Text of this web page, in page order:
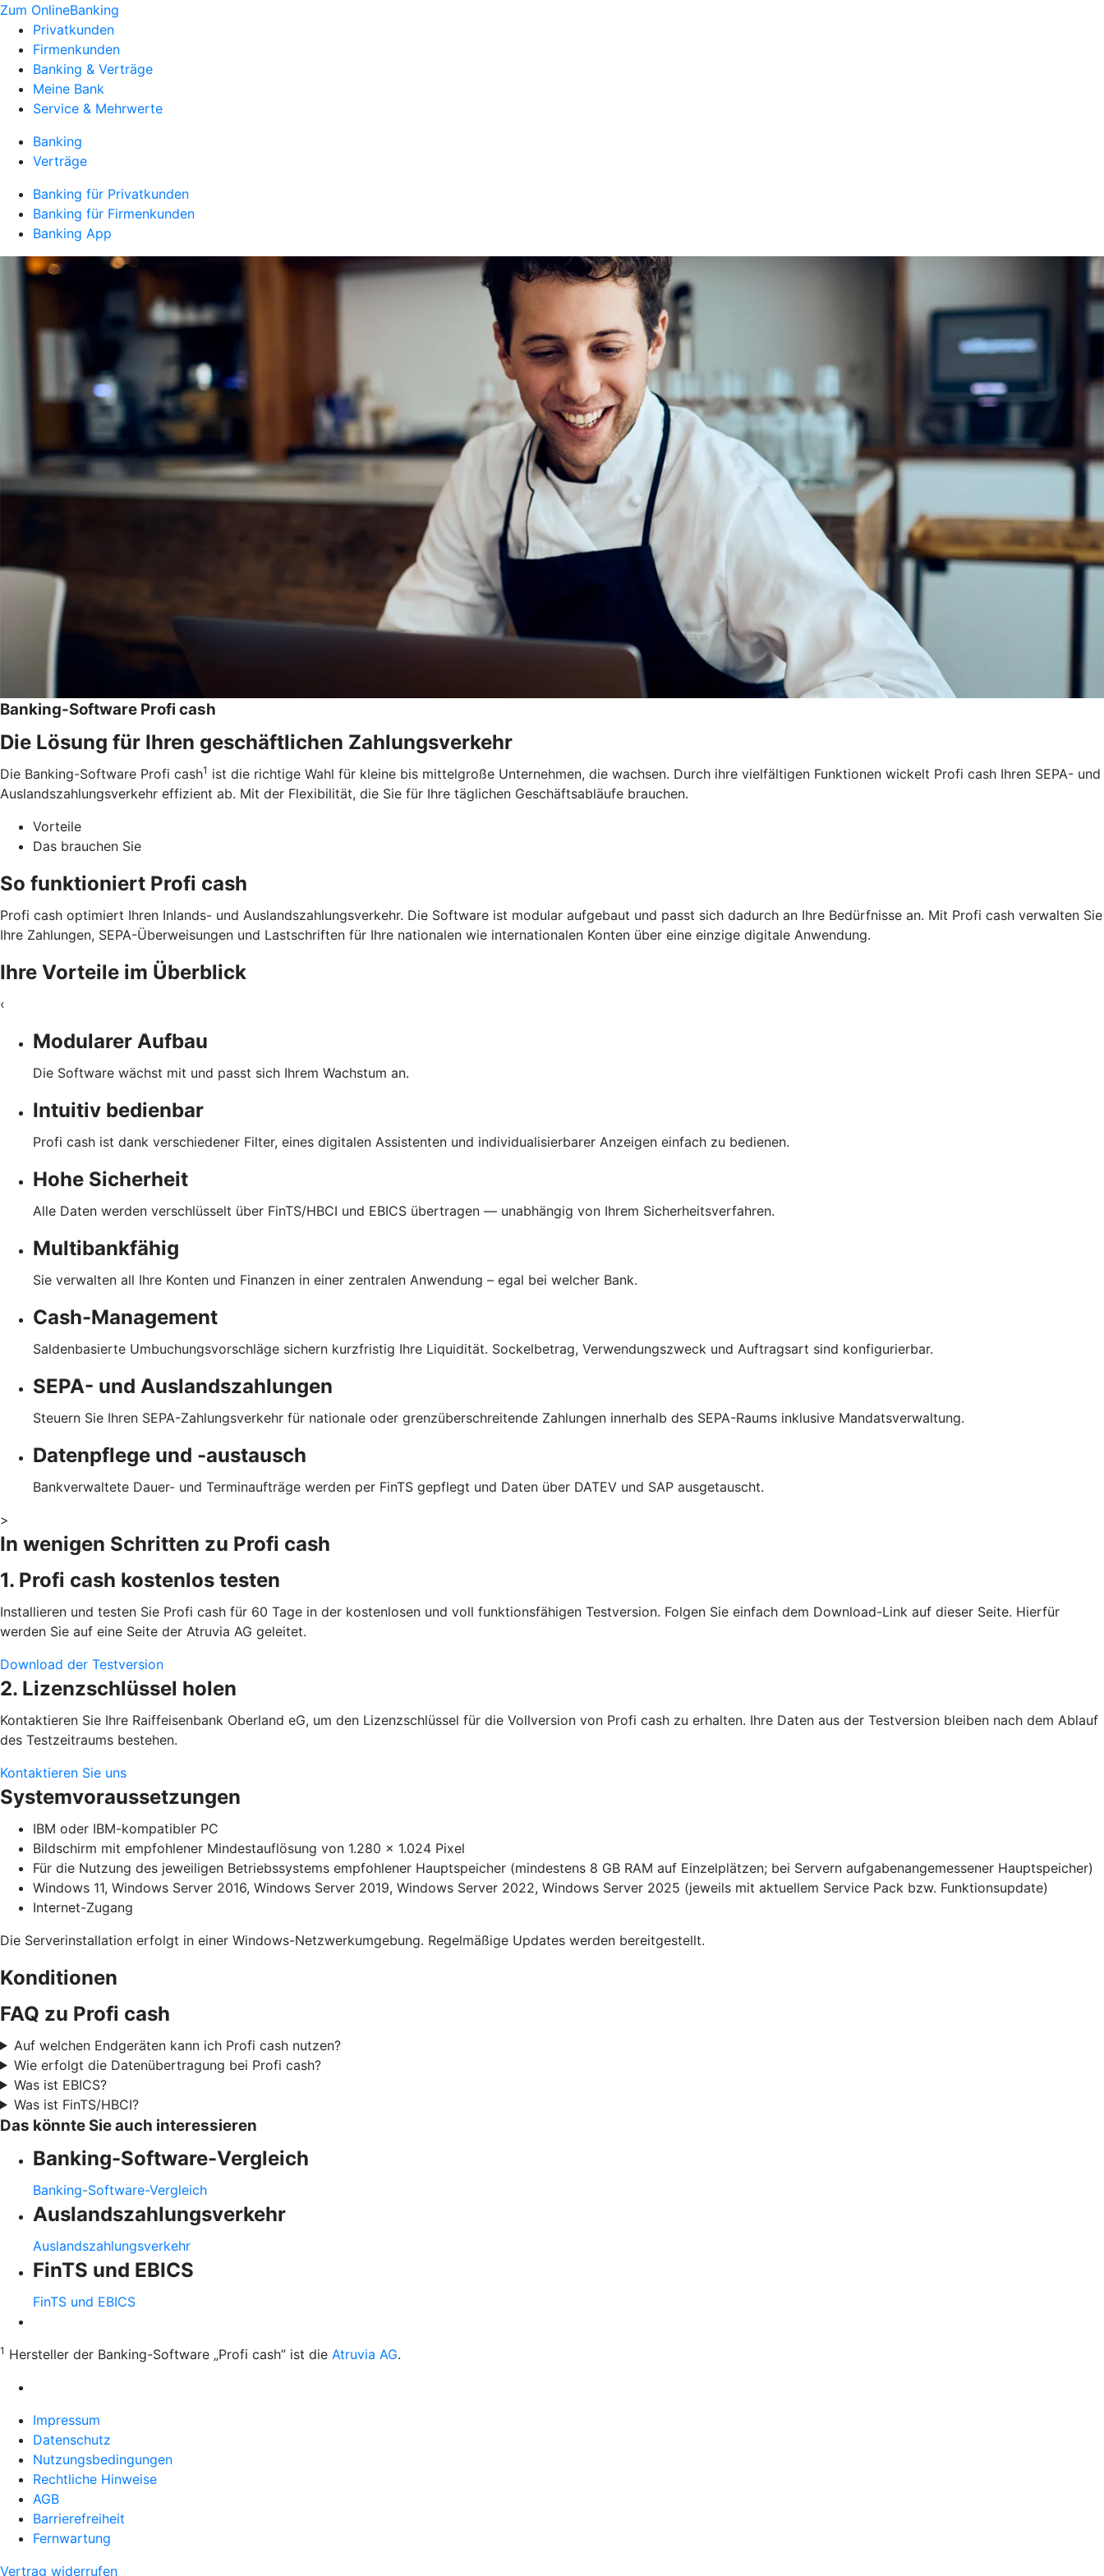
Zum OnlineBanking
Privatkunden
Firmenkunden
Banking & Verträge
Meine Bank
Service & Mehrwerte
Banking
Verträge
Banking für Privatkunden
Banking für Firmenkunden
Banking App
Banking-Software Profi cash
Die Lösung für Ihren geschäftlichen Zahlungsverkehr
Die Banking-Software Profi cash1 ist die richtige Wahl für kleine bis mittelgroße Unternehmen, die wachsen. Durch ihre vielfältigen Funktionen wickelt Profi cash Ihren SEPA- und
Auslandszahlungsverkehr effizient ab. Mit der Flexibilität, die Sie für Ihre täglichen Geschäftsabläufe brauchen.
Vorteile
Das brauchen Sie
So funktioniert Profi cash
Profi cash optimiert Ihren Inlands- und Auslandszahlungsverkehr. Die Software ist modular aufgebaut und passt sich dadurch an Ihre Bedürfnisse an. Mit Profi cash verwalten Sie
Ihre Zahlungen, SEPA-Überweisungen und Lastschriften für Ihre nationalen wie internationalen Konten über eine einzige digitale Anwendung.
Ihre Vorteile im Überblick
‹
Modularer Aufbau
Die Software wächst mit und passt sich Ihrem Wachstum an.
Intuitiv bedienbar
Profi cash ist dank verschiedener Filter, eines digitalen Assistenten und individualisierbarer Anzeigen einfach zu bedienen.
Hohe Sicherheit
Alle Daten werden verschlüsselt über FinTS/HBCI und EBICS übertragen — unabhängig von Ihrem Sicherheitsverfahren.
Multibankfähig
Sie verwalten all Ihre Konten und Finanzen in einer zentralen Anwendung – egal bei welcher Bank.
Cash-Management
Saldenbasierte Umbuchungsvorschläge sichern kurzfristig Ihre Liquidität. Sockelbetrag, Verwendungszweck und Auftragsart sind konfigurierbar.
SEPA- und Auslandszahlungen
Steuern Sie Ihren SEPA-Zahlungsverkehr für nationale oder grenzüberschreitende Zahlungen innerhalb des SEPA-Raums inklusive Mandatsverwaltung.
Datenpflege und -austausch
Bankverwaltete Dauer- und Terminaufträge werden per FinTS gepflegt und Daten über DATEV und SAP ausgetauscht.
>
In wenigen Schritten zu Profi cash
1. Profi cash kostenlos testen
Installieren und testen Sie Profi cash für 60 Tage in der kostenlosen und voll funktionsfähigen Testversion. Folgen Sie einfach dem Download-Link auf dieser Seite. Hierfür
werden Sie auf eine Seite der Atruvia AG geleitet.
Download der Testversion
2. Lizenzschlüssel holen
Kontaktieren Sie Ihre Raiffeisenbank Oberland eG, um den Lizenzschlüssel für die Vollversion von Profi cash zu erhalten. Ihre Daten aus der Testversion bleiben nach dem Ablauf
des Testzeitraums bestehen.
Kontaktieren Sie uns
Systemvoraussetzungen
IBM oder IBM-kompatibler PC
Bildschirm mit empfohlener Mindestauflösung von 1.280 x 1.024 Pixel
Für die Nutzung des jeweiligen Betriebssystems empfohlener Hauptspeicher (mindestens 8 GB RAM auf Einzelplätzen; bei Servern aufgabenangemessener Hauptspeicher)
Windows 11, Windows Server 2016, Windows Server 2019, Windows Server 2022, Windows Server 2025 (jeweils mit aktuellem Service Pack bzw. Funktionsupdate)
Internet-Zugang
Die Serverinstallation erfolgt in einer Windows-Netzwerkumgebung. Regelmäßige Updates werden bereitgestellt.
Konditionen
FAQ zu Profi cash
Auf welchen Endgeräten kann ich Profi cash nutzen?
Wie erfolgt die Datenübertragung bei Profi cash?
Was ist EBICS?
Was ist FinTS/HBCI?
Das könnte Sie auch interessieren
Banking-Software-Vergleich
Banking-Software-Vergleich
Auslandszahlungsverkehr
Auslandszahlungsverkehr
FinTS und EBICS
FinTS und EBICS
1 Hersteller der Banking-Software „Profi cash” ist die Atruvia AG.
Impressum
Datenschutz
Nutzungsbedingungen
Rechtliche Hinweise
AGB
Barrierefreiheit
Fernwartung
Vertrag widerrufen